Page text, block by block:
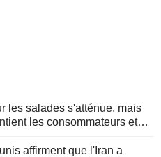
les salades s'atténue, mais
les consommateurs et
affirment que l'Iran a